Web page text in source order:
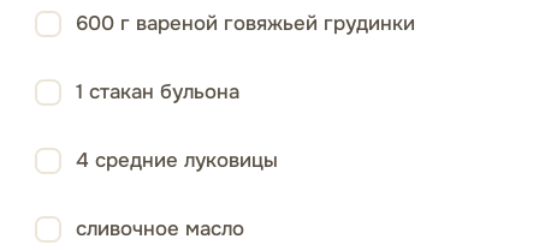
600 г вареной говяжьей грудинки
1 стакан бульона
4 средние луковицы
сливочное масло